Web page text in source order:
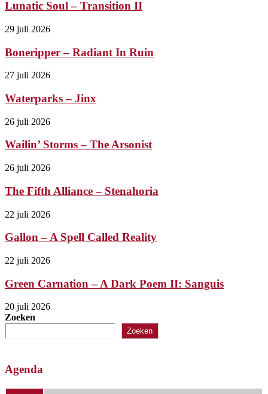
Lunatic Soul – Transition II
29 juli 2026
Boneripper – Radiant In Ruin
27 juli 2026
Waterparks – Jinx
26 juli 2026
Wailin’ Storms – The Arsonist
26 juli 2026
The Fifth Alliance – Stenahoria
22 juli 2026
Gallon – A Spell Called Reality
22 juli 2026
Green Carnation – A Dark Poem II: Sanguis
20 juli 2026
Zoeken
Zoeken
Agenda